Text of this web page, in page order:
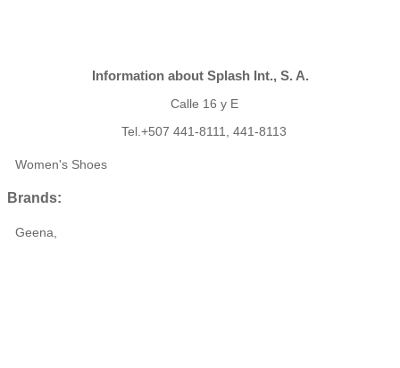
Information about Splash Int., S. A.
Calle 16 y E
Tel.+507 441-8111, 441-8113
Women's Shoes
Brands:
Geena,